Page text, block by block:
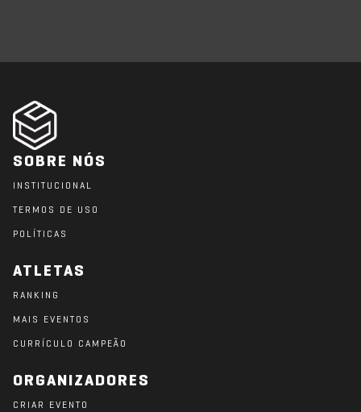
SOBRE NÓS
INSTITUCIONAL
TERMOS DE USO
POLÍTICAS
ATLETAS
RANKING
MAIS EVENTOS
CURRÍCULO CAMPEÃO
ORGANIZADORES
CRIAR EVENTO